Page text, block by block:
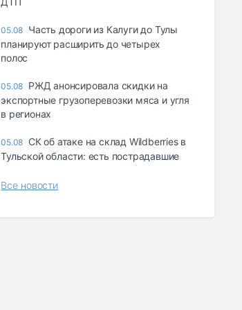
05.08 Часть дороги из Калуги до Тулы
планируют расширить до четырех
полос
05.08 РЖД анонсировала скидки на
экспортные грузоперевозки мяса и угля
в регионах
05.08 СК об атаке на склад Wildberries в
Тульской области: есть пострадавшие
Все новости